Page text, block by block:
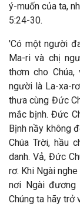
ý-muốn của ta,
5:24-30.
'Có một người
Ma-ri và chị
thơm cho
người là La-xa-
thưa cùng Đức
mắc bịnh. Đức
Bịnh nầy không
Chúa Trời, hầu
danh. Vả, Đức
rơ. Khi Ngài
nơi Ngài đương
Chúng ta hãy trở